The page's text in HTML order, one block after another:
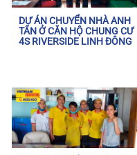
DỰ ÁN CHUYỂN NHÀ ANH
TÂN Ở CĂN HỘ CHUNG CƯ
4S RIVERSIDE LINH ĐÔNG